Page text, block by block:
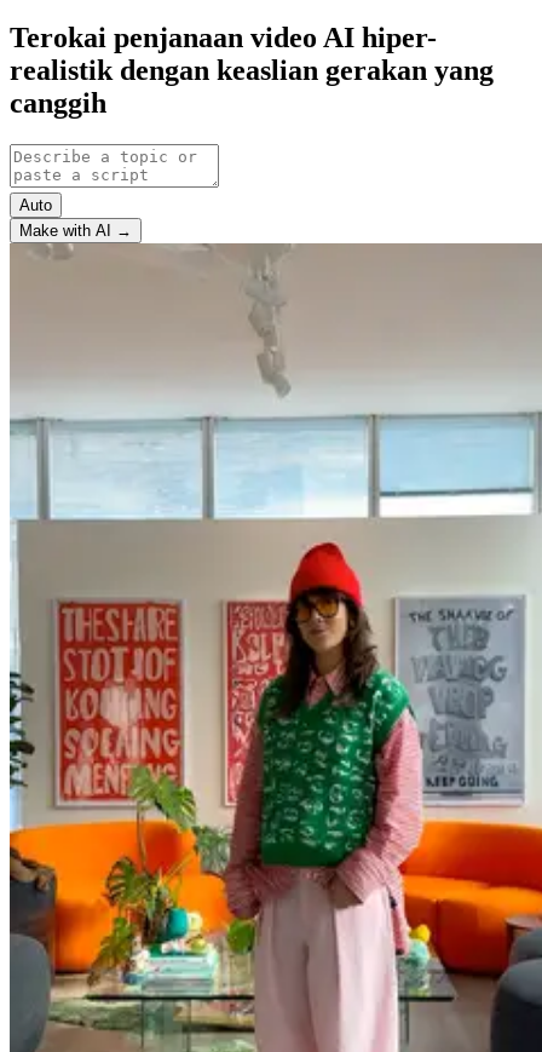
Terokai penjanaan video AI hiper-
realistik dengan keaslian gerakan yang
canggih
Auto
Make with AI →